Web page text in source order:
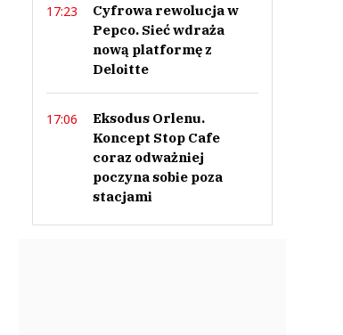
17:23
Cyfrowa rewolucja w
Pepco. Sieć wdraża
nową platformę z
Deloitte
17:06
Eksodus Orlenu.
Koncept Stop Cafe
coraz odważniej
poczyna sobie poza
stacjami